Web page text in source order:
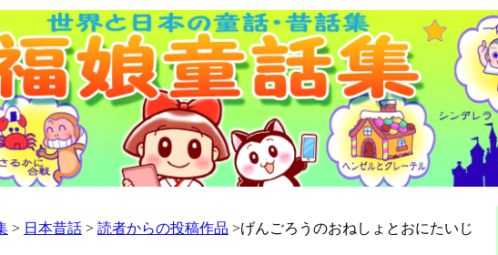
> 日本昔話 > 読者からの投稿作品 >げんごろうのおねしょとおにたいじ